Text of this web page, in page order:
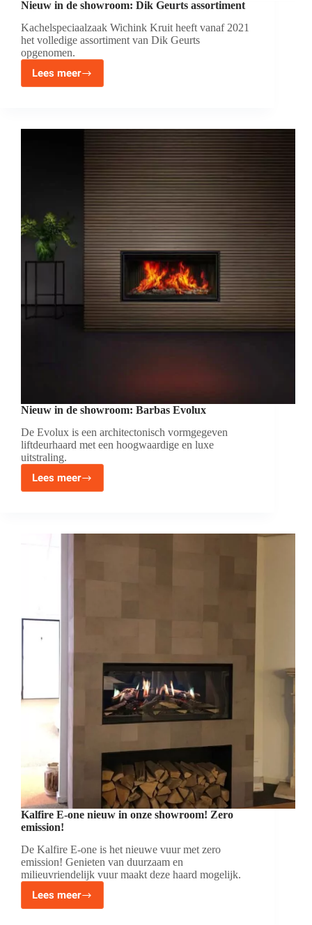
Nieuw in de showroom: Dik Geurts assortiment
Kachelspeciaalzaak Wichink Kruit heeft vanaf 2021
het volledige assortiment van Dik Geurts
opgenomen.
Lees meer
Nieuw
in
Dik
assortiment
Nieuw in de showroom: Barbas Evolux
De Evolux is een architectonisch vormgegeven
liftdeurhaard met een hoogwaardige en luxe
uitstraling.
Lees meer
Nieuw
in
Barbas
Kalfire E-one nieuw in onze showroom! Zero
emission!
De Kalfire E-one is het nieuwe vuur met zero
emission! Genieten van duurzaam en
milieuvriendelijk vuur maakt deze haard mogelijk.
Lees meer
Kalfire
E-